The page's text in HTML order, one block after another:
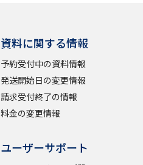
資料に関する情報
予約受付中の資料情報
発送開始日の変更情報
請求受付終了の情報
料金の変更情報
ユーザーサポート